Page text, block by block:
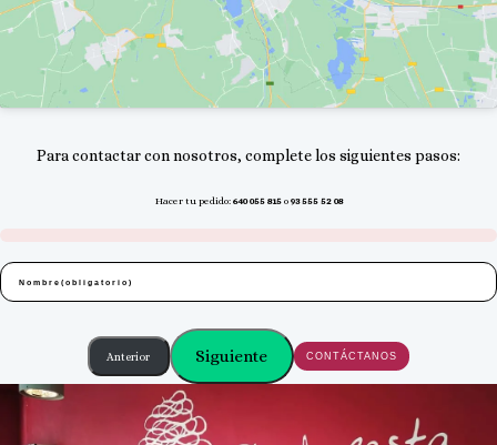
Para contactar con nosotros, complete los siguientes pasos:
Hacer tu pedido: 640 055 815 o 93 555 52 08
Nombre (obligatorio)
Anterior Siguiente CONTÁCTANOS